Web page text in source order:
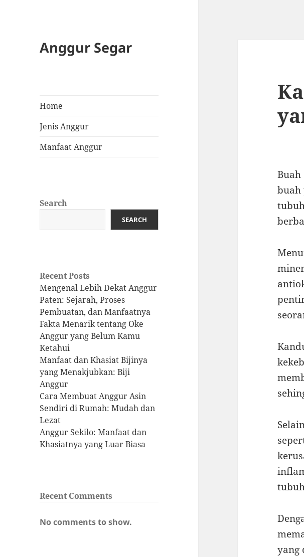
Anggur Segar
Home
Jenis Anggur
Manfaat Anggur
Search
SEARCH
Recent Posts
Mengenal Lebih Dekat Anggur
Paten: Sejarah, Proses
Pembuatan, dan Manfaatnya
Fakta Menarik tentang Oke
Anggur yang Belum Kamu
Ketahui
Manfaat dan Khasiat Bijinya
yang Menakjubkan: Biji
Anggur
Cara Membuat Anggur Asin
Sendiri di Rumah: Mudah dan
Lezat
Anggur Sekilo: Manfaat dan
Khasiatnya yang Luar Biasa
Recent Comments
No comments to show.
buah
yang